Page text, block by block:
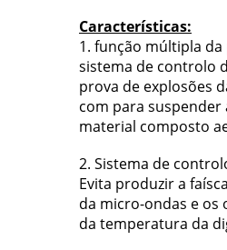
Características:
1. função múltipla
sistema de controlo
prova de explosões
com para suspender
material composto
2. Sistema de
Evita produzir a
da micro-ondas e
da temperatura da